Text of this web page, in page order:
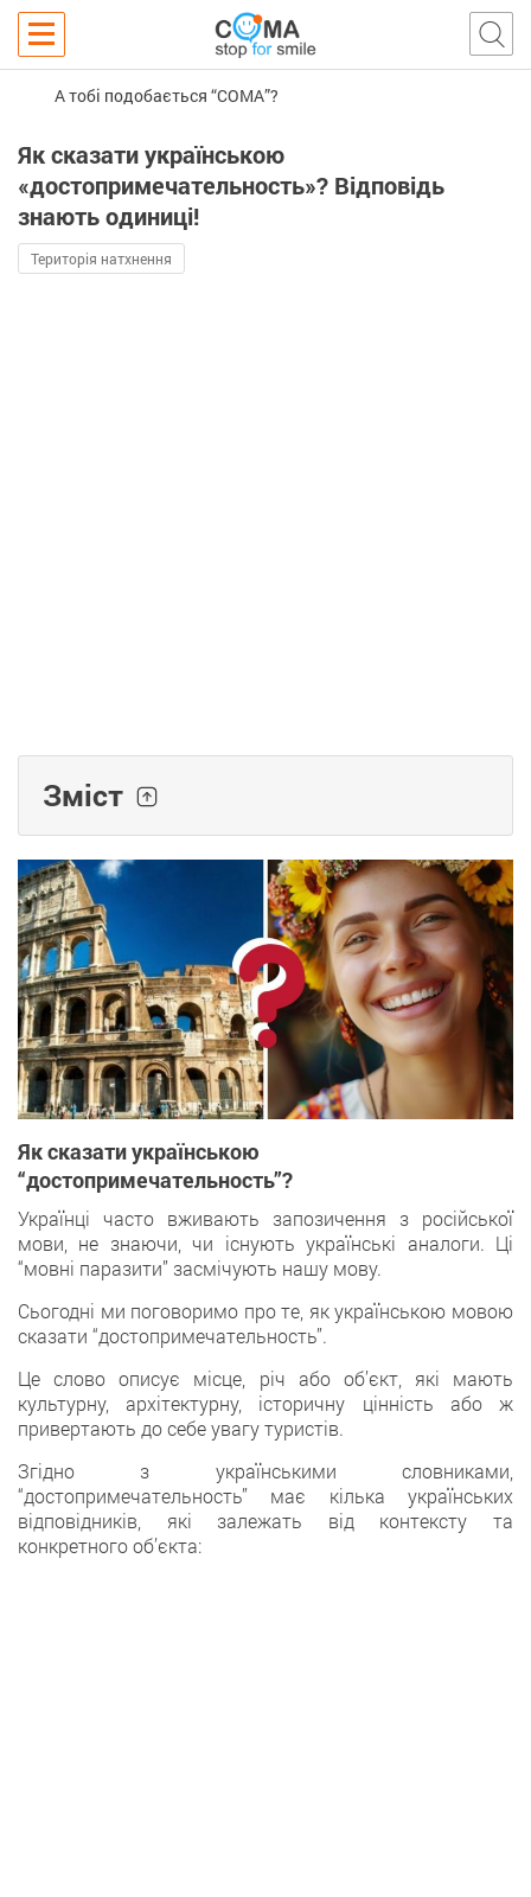
А тобі подобається “COMA”?
Як сказати українською
«достопримечательность»? Відповідь
знають одиниці!
Територія натхнення
Зміст
Як сказати українською
“достопримечательность”?
Українці часто вживають запозичення з російської
мови, не знаючи, чи існують українські аналоги. Ці
“мовні паразити” засмічують нашу мову.
Сьогодні ми поговоримо про те, як українською мовою
сказати “достопримечательность”.
Це слово описує місце, річ або об’єкт, які мають
культурну, архітектурну, історичну цінність або ж
привертають до себе увагу туристів.
Згідно з українськими словниками,
“достопримечательность” має кілька українських
відповідників, які залежать від контексту та
конкретного об’єкта: